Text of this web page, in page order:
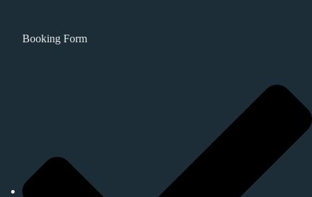
Booking Form